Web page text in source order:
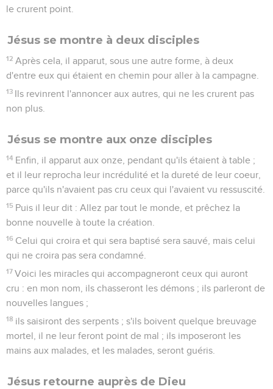
le crurent point.
Jésus se montre à deux disciples
12 Après cela, il apparut, sous une autre forme, à deux
d'entre eux qui étaient en chemin pour aller à la campagne.
13 Ils revinrent l'annoncer aux autres, qui ne les crurent pas
non plus.
Jésus se montre aux onze disciples
14 Enfin, il apparut aux onze, pendant qu'ils étaient à table ;
et il leur reprocha leur incrédulité et la dureté de leur coeur,
parce qu'ils n'avaient pas cru ceux qui l'avaient vu ressuscité.
15 Puis il leur dit : Allez par tout le monde, et prêchez la
bonne nouvelle à toute la création.
16 Celui qui croira et qui sera baptisé sera sauvé, mais celui
qui ne croira pas sera condamné.
17 Voici les miracles qui accompagneront ceux qui auront
cru : en mon nom, ils chasseront les démons ; ils parleront de
nouvelles langues ;
18 ils saisiront des serpents ; s'ils boivent quelque breuvage
mortel, il ne leur feront point de mal ; ils imposeront les
mains aux malades, et les malades, seront guéris.
Jésus retourne auprès de Dieu